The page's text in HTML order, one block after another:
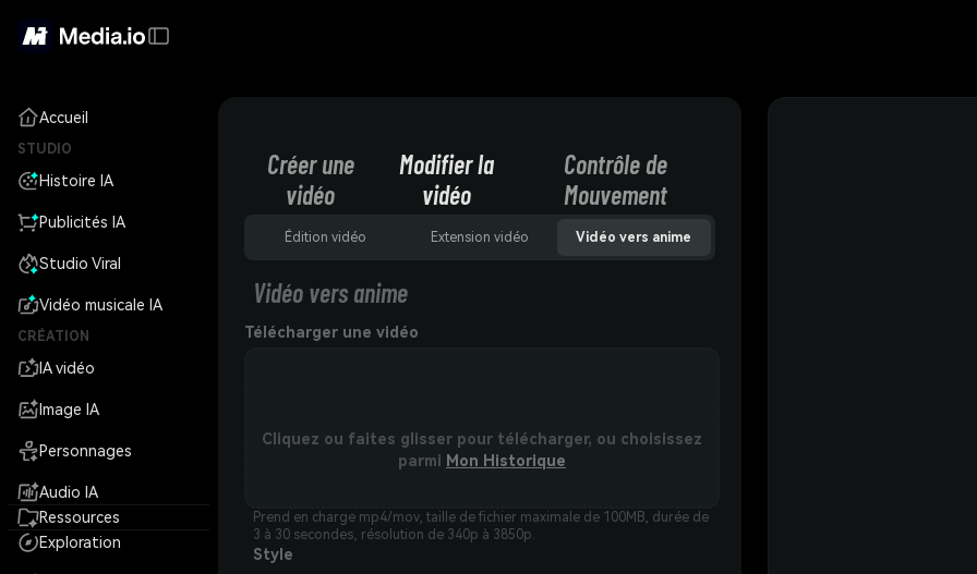
Accueil
STUDIO
Histoire IA
Publicités IA
Studio Viral
Vidéo musicale IA
CRÉATION
IA vidéo
Image IA
Personnages
Audio IA
Ressources
Exploration
Créer une
vidéo
Modifier la
vidéo
Contrôle de
Mouvement
Édition vidéo Extension vidéo Vidéo vers anime
Vidéo vers anime
Télécharger une vidéo
Cliquez ou faites glisser pour télécharger, ou choisissez
parmi Mon Historique
Prend en charge mp4/mov, taille de fichier maximale de 100MB, durée de
3 à 30 secondes, résolution de 340p à 3850p.
Style